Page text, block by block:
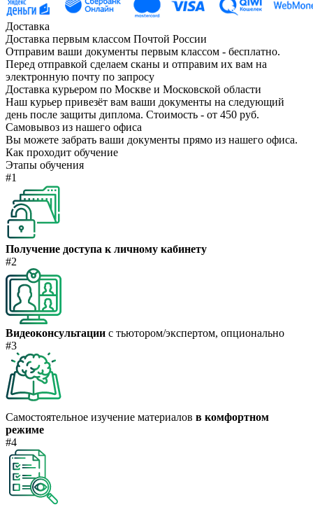
Доставка
Доставка первым классом Почтой России
Отправим ваши документы первым классом - бесплатно.
Перед отправкой сделаем сканы и отправим их вам на
электронную почту по запросу
Доставка курьером по Москве и Московской области
Наш курьер привезёт вам ваши документы на следующий
день после защиты диплома. Стоимость - от 450 руб.
Самовывоз из нашего офиса
Вы можете забрать ваши документы прямо из нашего офиса.
Как проходит обучение
Этапы обучения
#1
Получение доступа к личному кабинету
#2
Видеоконсультации с тьютором/экспертом, опционально
#3
Самостоятельное изучение материалов в комфортном
режиме
#4